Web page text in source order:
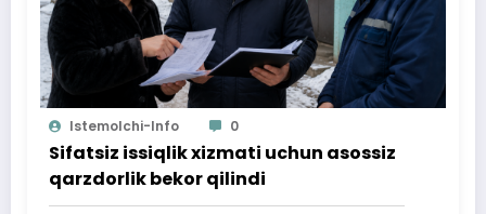
Istemolchi-Info 0
Sifatsiz issiqlik xizmati uchun asossiz
qarzdorlik bekor qilindi